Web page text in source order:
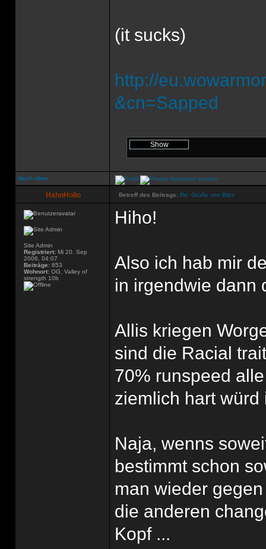
(it sucks)
http://
&cn=Sapped
Nach oben
HahnHolio Betreff des Beitrags: Re: Grüße von Blizz
Site Admin
Registriert: Mi 20. Sep
2006, 04:07
Beiträge: 853
Wohnort: OG, Valley of
strength 10b
Hiho!
Also ich hab mir
in irgendwie dann
Allis kriegen
sind die Racial
70% runspeed
ziemlich hart würd
Naja, wenns
bestimmt schon
man wieder
die anderen
Kopf ...